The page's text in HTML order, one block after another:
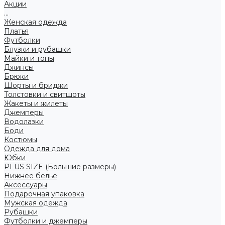
Акции
...
Женская одежда
Платья
Футболки
Блузки и рубашки
Майки и топы
Джинсы
Брюки
Шорты и бриджи
Толстовки и свитшоты
Жакеты и жилеты
Джемперы
Водолазки
Боди
Костюмы
Одежда для дома
Юбки
PLUS SIZE (Большие размеры)
Нижнее белье
Аксессуары
Подарочная упаковка
Мужская одежда
Рубашки
Футболки и джемперы